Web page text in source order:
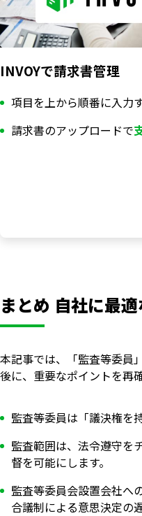
INVOYで請求書管理
項目を上から順番に入力
請求書のアップロードで
まとめ 自社に最
本記事では、「監査等委員
後に、重要なポイントを再
監査等委員は「議決権を
監査範囲は、法令遵守を
督を可能にします。
監査等委員会設置会社へ
合議制による意思決定の